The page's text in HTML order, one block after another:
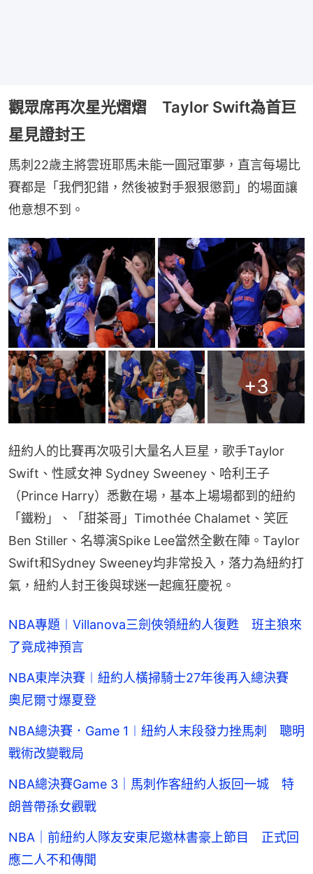
觀眾席再次星光熠熠 Taylor Swift為首巨
星見證封王
馬刺22歲主將雲班耶馬未能一圓冠軍夢，直言每場比
賽都是「我們犯錯，然後被對手狠狠懲罰」的場面讓
他意想不到。
+3
紐約人的比賽再次吸引大量名人巨星，歌手Taylor
Swift、性感女神 Sydney Sweeney、哈利王子
（Prince Harry）悉數在場，基本上場場都到的紐約
「鐵粉」、「甜茶哥」Timothée Chalamet、笑匠
Ben Stiller、名導演Spike Lee當然全數在陣。Taylor
Swift和Sydney Sweeney均非常投入，落力為紐約打
氣，紐約人封王後與球迷一起瘋狂慶祝。
NBA專題︱Villanova三劍俠領紐約人復甦 班主狼來
了竟成神預言
NBA東岸決賽︱紐約人橫掃騎士27年後再入總決賽
奧尼爾寸爆夏登
NBA總決賽．Game 1︱紐約人末段發力挫馬刺 聰明
戰術改變戰局
NBA總決賽Game 3｜馬刺作客紐約人扳回一城 特
朗普帶孫女觀戰
NBA｜前紐約人隊友安東尼邀林書豪上節目 正式回
應二人不和傳聞